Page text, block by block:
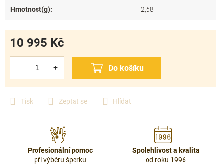
Tisk Zeptat se Hlídat
10 995 Kč
Hmotnost(g): 2,68
Profesionální pomoc
při výběru šperku
Spolehlivost a kvalita
od roku 1996